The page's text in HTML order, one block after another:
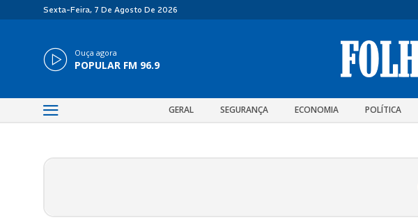
Sexta-Feira, 7 De Agosto De 2026
Ouça agora
POPULAR FM 96.9
GERAL SEGURANÇA ECONOMIA POLÍTICA